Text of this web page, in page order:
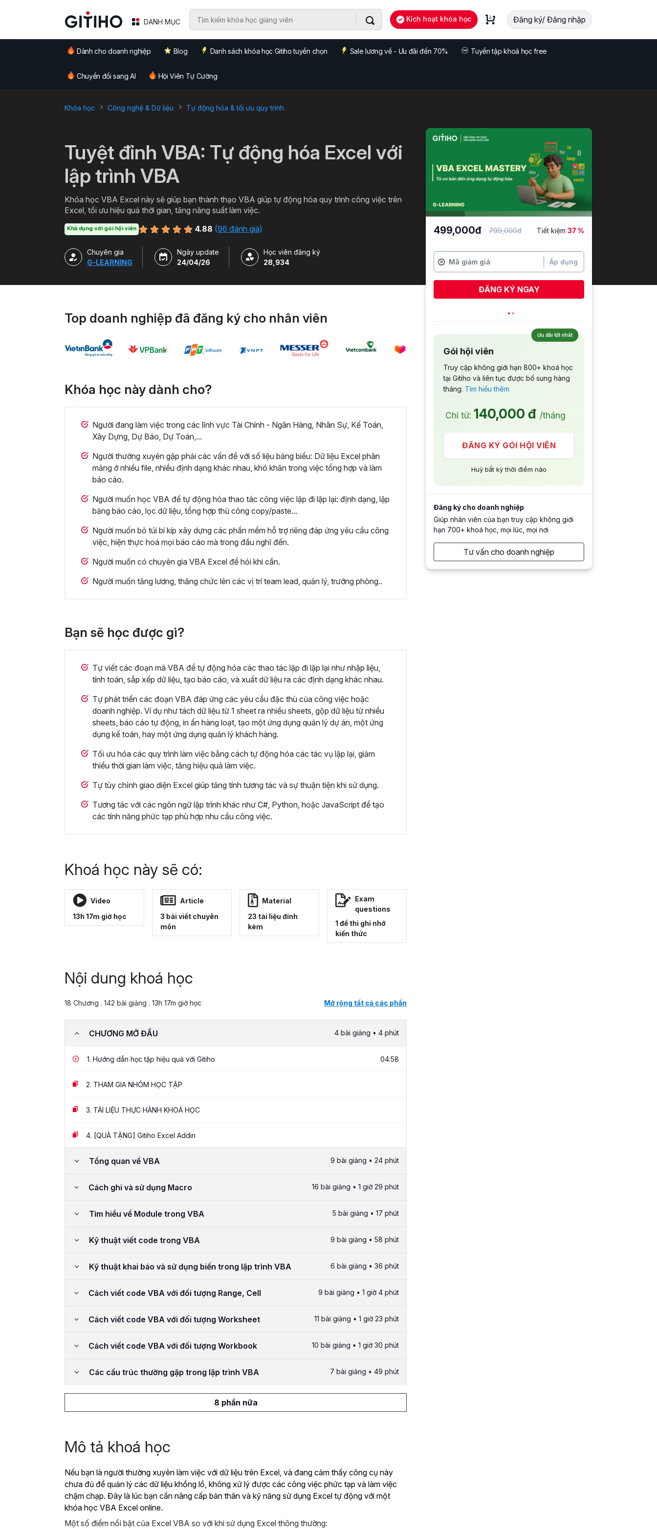
DANH MỤC Kích hoạt khóa học Đăng ký/ Đăng nhập
Dành cho doanh nghiệp Blog Danh sách khóa học Gitiho tuyển chọn Sale lương về - Ưu đãi đến 70% Tuyển tập khoá học free
Chuyển đổi sang AI Hội Viên Tự Cường
Khóa học Công nghệ & Dữ liệu Tự động hóa & tối ưu quy trình
Tuyệt đỉnh VBA: Tự động hóa Excel với
lập trình VBA
Khóa học VBA Excel này sẽ giúp bạn thành thạo VBA giúp tự động hóa quy trình công việc trên
Excel, tối ưu hiệu quả thời gian, tăng năng suất làm việc.
Khả dụng với gói hội viên 4.88 (96 đánh giá)
Chuyên gia
G-LEARNING
Ngày update
24/04/26
Học viên đăng ký
28,934
Top doanh nghiệp đã đăng ký cho nhân viên
Khóa học này dành cho?
Người đang làm việc trong các lĩnh vực Tài Chính - Ngân Hàng, Nhân Sự, Kế Toán,
Xây Dựng, Dự Báo, Dự Toán,...
Người thường xuyên gặp phải các vấn đề với số liệu bảng biểu: Dữ liệu Excel phân
mảng ở nhiều file, nhiều định dạng khác nhau, khó khăn trong việc tổng hợp và làm
báo cáo.
Người muốn học VBA để tự động hóa thao tác công việc lặp đi lặp lại: định dạng, lập
bảng báo cáo, lọc dữ liệu, tổng hợp thủ công copy/paste...
Người muốn bỏ túi bí kíp xây dựng các phần mềm hỗ trợ riêng đáp ứng yêu cầu công
việc, hiện thực hoá mọi báo cáo mà trong đầu nghĩ đến.
Người muốn có chuyên gia VBA Excel để hỏi khi cần.
Người muốn tăng lương, thăng chức lên các vị trí team lead, quản lý, trưởng phòng..
Bạn sẽ học được gì?
Tự viết các đoạn mã VBA để tự động hóa các thao tác lặp đi lặp lại như nhập liệu,
tính toán, sắp xếp dữ liệu, tạo báo cáo, và xuất dữ liệu ra các định dạng khác nhau.
Tự phát triển các đoạn VBA đáp ứng các yêu cầu đặc thù của công việc hoặc
doanh nghiệp. Ví dụ như tách dữ liệu từ 1 sheet ra nhiều sheets, gộp dữ liệu từ nhiều
sheets, báo cáo tự động, in ấn hàng loạt, tạo một ứng dụng quản lý dự án, một ứng
dụng kế toán, hay một ứng dụng quản lý khách hàng.
Tối ưu hóa các quy trình làm việc bằng cách tự động hóa các tác vụ lặp lại, giảm
thiểu thời gian làm việc, tăng hiệu quả làm việc.
Tự tùy chỉnh giao diện Excel giúp tăng tính tương tác và sự thuận tiện khi sử dụng.
Tương tác với các ngôn ngữ lập trình khác như C#, Python, hoặc JavaScript để tạo
các tính năng phức tạp phù hợp nhu cầu công việc.
Khoá học này sẽ có:
Video
13h 17m giờ học
Article
3 bài viết chuyên
môn
Material
23 tài liệu đính
kèm
Exam
questions
1 đề thi ghi nhớ
kiến thức
Nội dung khoá học
18 Chương . 142 bài giảng . 13h 17m giờ học Mở rộng tất cả các phần
CHƯƠNG MỞ ĐẦU 4 bài giảng • 4 phút
1. Hướng dẫn học tập hiệu quả với Gitiho 04:58
2. THAM GIA NHÓM HỌC TẬP
3. TÀI LIỆU THỰC HÀNH KHOÁ HỌC
4. [QUÀ TẶNG] Gitiho Excel Addin
Tổng quan về VBA 9 bài giảng • 24 phút
Cách ghi và sử dụng Macro 16 bài giảng • 1 giờ 29 phút
Tìm hiểu về Module trong VBA 5 bài giảng • 17 phút
Kỹ thuật viết code trong VBA 9 bài giảng • 58 phút
Kỹ thuật khai báo và sử dụng biến trong lập trình VBA 6 bài giảng • 36 phút
Cách viết code VBA với đối tượng Range, Cell 9 bài giảng • 1 giờ 4 phút
Cách viết code VBA với đối tượng Worksheet 11 bài giảng • 1 giờ 23 phút
Cách viết code VBA với đối tượng Workbook 10 bài giảng • 1 giờ 30 phút
Các cấu trúc thường gặp trong lập trình VBA 7 bài giảng • 49 phút
8 phần nữa
Mô tả khoá học
Nếu bạn là người thường xuyên làm việc với dữ liệu trên Excel, và đang cảm thấy công cụ này
chưa đủ để quản lý các dữ liệu khổng lồ, không xử lý được các công việc phức tạp và làm việc
chậm chạp. Đây là lúc bạn cần nâng cấp bản thân và kỹ năng sử dụng Excel tự động với một
khóa học VBA Excel online.
Một số điểm nổi bật của Excel VBA so với khi sử dụng Excel thông thường:
499,000đ 799,000đ Tiết kiệm 37 %
Áp dụng
ĐĂNG KÝ NGAY
Ưu đãi tốt nhất
Gói hội viên
Truy cập không giới hạn 800+ khoá học
tại Gitiho và liên tục được bổ sung hàng
tháng. Tìm hiểu thêm
Chỉ từ: 140,000 đ /tháng
ĐĂNG KÝ GÓI HỘI VIÊN
Huỷ bất kỳ thời điểm nào
Đăng ký cho doanh nghiệp
Giúp nhân viên của bạn truy cập không giới
hạn 700+ khoá học, mọi lúc, mọi nơi
Tư vấn cho doanh nghiệp